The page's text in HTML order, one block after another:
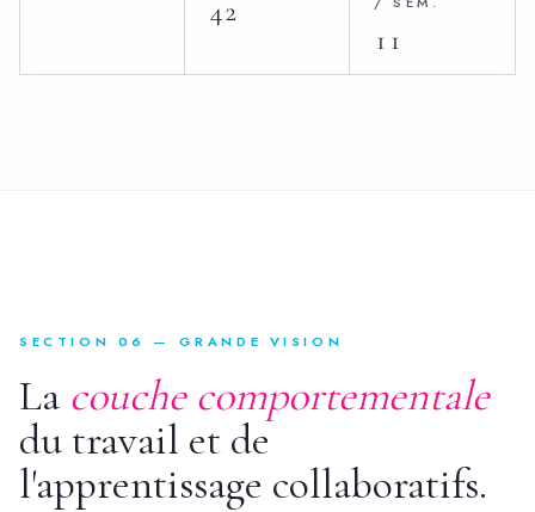
42
11
SECTION 06 — GRANDE VISION
La couche comportementale
du travail et de
l'apprentissage collaboratifs.